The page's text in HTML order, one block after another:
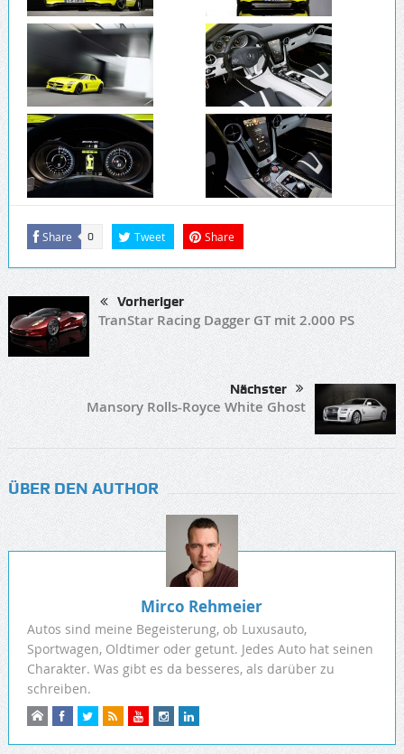
Share 0 Tweet Share
Vorheriger
TranStar Racing Dagger GT mit 2.000 PS
Nächster
Mansory Rolls-Royce White Ghost
ÜBER DEN AUTHOR
Mirco Rehmeier
Autos sind meine Begeisterung, ob Luxusauto,
Sportwagen, Oldtimer oder getunt. Jedes Auto hat seinen
Charakter. Was gibt es da besseres, als darüber zu
schreiben.